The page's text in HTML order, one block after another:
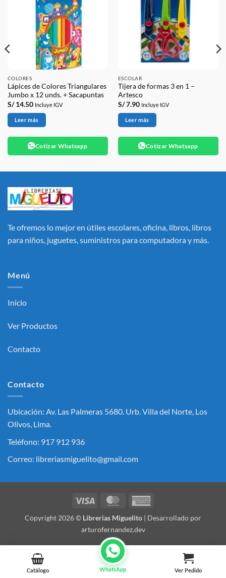
COLORES
Lápices de Colores Triangulares
Jumbo x 12 unds. + Sacapuntas
S/14.50 Incluye IGV
Leer más
Cotizar Whatsapp
ESCOLAR
Tijera de formas 3 en 1 –
Artesco
S/7.90 Incluye IGV
Leer más
Cotizar Whatsapp
Te ofremos lo mejor en útiles escolares, oficina, libros, libros
para niños, juguetes, suministros para computadora y más.
Menú
Inicio
Ver Productos
Contacto
Contacto
Ubicación: Av. Las Palmeras 5680. Urb. Villa del Norte, Los
Olivos, Lima.
Teléfono: 917 912 936
Correo: libreriasmiguelito@gmail.com
Catálogo WhatsApp Ver Pedido
Visa MasterCard
Copyright 2026 © Librerias Miguelito | Desarrollado por
arturofernandez.dev